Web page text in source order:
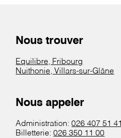
Nous trouver
Equilibre, Fribourg
Nuithonie, Villars-sur-Glâne
Nous appeler
Administration:026 407 51 41
Billetterie:026 350 11 00